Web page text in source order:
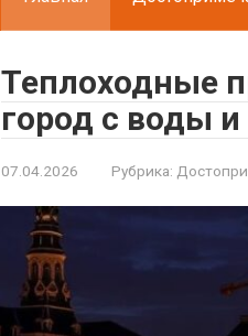
Теплоходные
город с воды
07.04.2026 Рубрика: